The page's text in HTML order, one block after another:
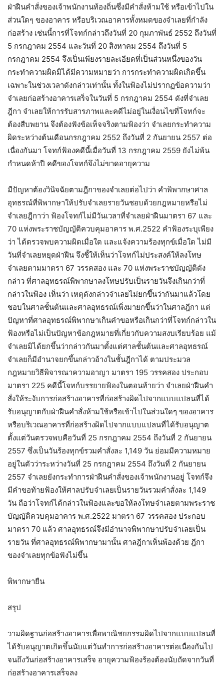
ฝ่าฝืนคำสั่งของเจ้าพนักงานท้องถิ่นซึ่งมีคำสั่งห้ามใช้ หรือเข้าไปใน
ส่วนใดๆ ของอาคาร หรือบริเวณอาคารทั้งหมดของจำเลยที่กำลัง
ก่อสร้าง เช่นนี้การที่โจทก์กล่าวถึงวันที่ 20 กุมภาพันธ์ 2552 ถึงวันที่
5 กรกฎาคม 2554 และวันที่ 20 สิงหาคม 2554 ถึงวันที่ 5
กรกฎาคม 2554 จึงเป็นเพียงรายละเอียดที่เป็นส่วนหนึ่งของวัน
กระทำความผิดมิได้มีความหมายว่า การกระทำความผิดเกิดขึ้น
เฉพาะในช่วงเวลาดังกล่าวเท่านั้น ทั้งในฟ้องไม่ปรากฏข้อความว่า
จำเลยก่อสร้างอาคารเสร็จในวันที่ 5 กรกฎาคม 2554 ดังที่จำเลย
ฎีกา จำเลยให้การรับสารภาพและคดีไม่อยู่ในเงื่อนไขที่โจทก์จะ
ต้องสืบพยาน จึงต้องฟังข้อเท็จจริงตามฟ้องว่า จำเลยกระทำความ
ผิดระหว่างต้นเดือนกรกฎาคม 2552 ถึงวันที่ 2 กันยายน 2557 ต่อ
เนื่องกันมา โจทก์ฟ้องคดีนี้เมื่อวันที่ 13 กรกฎาคม 2559 ยังไม่พ้น
กำหนดห้าปี คดีของโจทก์จึงไม่ขาดอายุความ
มีปัญหาต้องวินิจฉัยตามฎีกาของจำเลยต่อไปว่า คำพิพากษาศาล
อุทธรณ์ที่พิพากษาให้ปรับจำเลยรายวันชอบด้วยกฎหมายหรือไม่
จำเลยฎีกาว่า ฟ้องโจทก์ไม่มีวันเวลาที่จำเลยฝ่าฝืนมาตรา 67 และ
70 แห่งพระราชบัญญัติควบคุมอาคาร พ.ศ.2522 คำฟ้องระบุเพียง
ว่า ได้ตรวจพบความผิดเมื่อใด และแจ้งความร้องทุกข์เมื่อใด ไม่มี
วันที่จำเลยหยุดฝ่าฝืน จึงชี้ให้เห็นว่าโจทก์ไม่ประสงค์ให้ลงโทษ
จำเลยตามมาตรา 67 วรรคสอง และ 70 แห่งพระราชบัญญัติดัง
กล่าว ที่ศาลอุทธรณ์พิพากษาลงโทษปรับเป็นรายวันจึงเกินกว่าที่
กล่าวในฟ้อง เห็นว่า เหตุดังกล่าวจำเลยไม่ยกขึ้นว่ากันมาแล้วโดย
ชอบในศาลชั้นต้นและศาลอุทธรณ์เพิ่งมายกขึ้นว่าในศาลฎีกา แต่
ปัญหาที่ศาลอุทธรณ์พิพากษาเกินคำขอหรือเกินกว่าที่โจทก์กล่าวใน
ฟ้องหรือไม่เป็นปัญหาข้อกฎหมายที่เกี่ยวกับความสงบเรียบร้อย แม้
จำเลยมิได้ยกขึ้นว่ากล่าวกันมาตั้งแต่ศาลชั้นต้นและศาลอุทธรณ์
จำเลยก็มีอำนาจยกขึ้นกล่าวอ้างในชั้นฎีกาได้ ตามประมวล
กฎหมายวิธีพิจารณาความอาญา มาตรา 195 วรรคสอง ประกอบ
มาตรา 225 คดีนี้โจทก์บรรยายฟ้องในตอนท้ายว่า จำเลยฝ่าฝืนคำ
สั่งให้ระงับการก่อสร้างอาคารที่ก่อสร้างผิดไปจากแบบแปลนที่ได้
รับอนุญาตกับฝ่าฝืนคำสั่งห้ามใช้หรือเข้าไปในส่วนใดๆ ของอาคาร
หรือบริเวณอาคารที่ก่อสร้างผิดไปจากแบบแปลนที่ได้รับอนุญาต
ตั้งแต่วันตรวจพบคือวันที่ 25 กรกฎาคม 2554 ถึงวันที่ 2 กันยายน
2557 ซึ่งเป็นวันร้องทุกข์รวมคำสั่งละ 1,149 วัน ย่อมมีความหมาย
อยู่ในตัวว่าระหว่างวันที่ 25 กรกฎาคม 2554 ถึงวันที่ 2 กันยายน
2557 จำเลยยังกระทำการฝ่าฝืนคำสั่งของเจ้าพนักงานอยู่ โจทก์จึง
มีคำขอท้ายฟ้องให้ศาลปรับจำเลยเป็นรายวันรวมคำสั่งละ 1,149
วัน ถือว่าโจทก์ได้กล่าวในฟ้องและขอให้ลงโทษจำเลยตามพระราช
บัญญัติควบคุมอาคาร พ.ศ.2522 มาตรา 67 วรรคสอง ประกอบ
มาตรา 70 แล้ว ศาลอุทธรณ์จึงมีอำนาจพิพากษาปรับจำเลยเป็น
รายวัน ที่ศาลอุทธรณ์พิพากษามานั้น ศาลฎีกาเห็นพ้องด้วย ฎีกา
ของจำเลยทุกข้อฟังไม่ขึ้น
พิพากษายืน
สรุป
วามผิดฐานก่อสร้างอาคารเพื่อพาณิชยกรรมผิดไปจากแบบแปลนที่
ได้รับอนุญาตเกิดขึ้นนับแต่วันทำการก่อสร้างอาคารต่อเนื่องกันไป
จนถึงวันก่อสร้างอาคารเสร็จ อายุความฟ้องร้องต้องนับถัดจากวันที่
ก่อสร้างอาคารเสร็จลง